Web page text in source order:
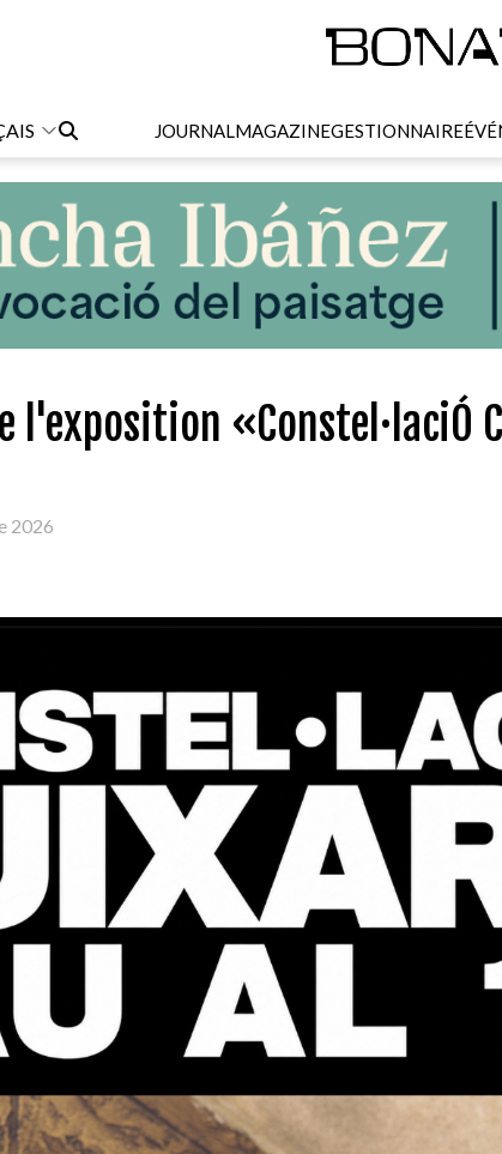
JOURNALMAGAZINEGESTIONNAIRE
l'exposition «Constel·laciÓ
2026